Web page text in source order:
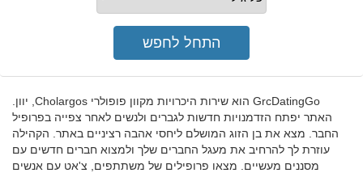
GrcDatingGo הוא שירות היכרויות מקוון פופולרי Cholargos, יוון.
האתר יפתח הזדמנויות חדשות לגברים ולנשים לאחר צפייה בפרופיל
החבר. מצא את בן הזוג המושלם ליחסי אהבה רציניים באתר. הקהילה
עוזרת לך להרחיב את מעגל החברים שלך ולמצוא חברים חדשים עם
מסננים מעשיים. מצאו פרופילים של משתתפים, צ'אט עם אנשים